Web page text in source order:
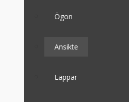
Ögon
Ansikte
Läppar